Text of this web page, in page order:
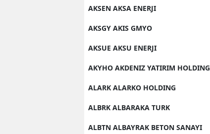
AKSEN AKSA ENERJI
AKSGY AKIS GMYO
AKSUE AKSU ENERJI
AKYHO AKDENIZ YATIRIM HOLDING
ALARK ALARKO HOLDING
ALBRK ALBARAKA TURK
ALBTN ALBAYRAK BETON SANAYI